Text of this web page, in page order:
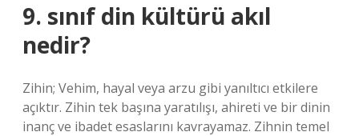
9. sınıf din kültürü akıl
nedir?
Zihin; Vehim, hayal veya arzu gibi yanıltıcı etkilere
açıktır. Zihin tek başına yaratılışı, ahireti ve bir dinin
inanç ve ibadet esaslarını kavrayamaz. Zihnin temel